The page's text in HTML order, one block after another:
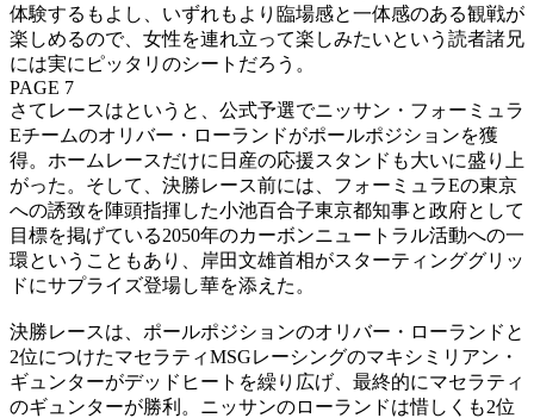
体験するもよし、いずれもより臨場感と一体感のある観戦が
楽しめるので、女性を連れ立って楽しみたいという読者諸兄
には実にピッタリのシートだろう。
PAGE 7
さてレースはというと、公式予選でニッサン・フォーミュラ
Eチームのオリバー・ローランドがポールポジションを獲
得。ホームレースだけに日産の応援スタンドも大いに盛り上
がった。そして、決勝レース前には、フォーミュラEの東京
への誘致を陣頭指揮した小池百合子東京都知事と政府として
目標を掲げている2050年のカーボンニュートラル活動への一
環ということもあり、岸田文雄首相がスターティンググリッ
ドにサプライズ登場し華を添えた。
決勝レースは、ポールポジションのオリバー・ローランドと
2位につけたマセラティMSGレーシングのマキシミリアン・
ギュンターがデッドヒートを繰り広げ、最終的にマセラティ
のギュンターが勝利。ニッサンのローランドは惜しくも2位